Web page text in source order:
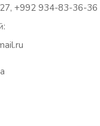
+992 934-83-36-36